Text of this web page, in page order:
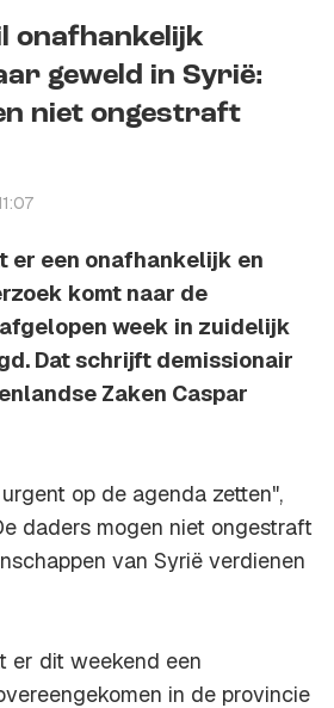
onafhankelijk
geweld in Syrië:
niet ongestraft
er een onafhankelijk en
komt naar de
week in zuidelijk
Dat schrijft demissionair
Zaken Caspar
op de agenda zetten",
daders mogen niet ongestraft
van Syrië verdienen
er dit weekend een
in de provincie